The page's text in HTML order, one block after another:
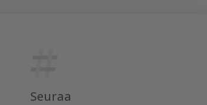
Seuraa